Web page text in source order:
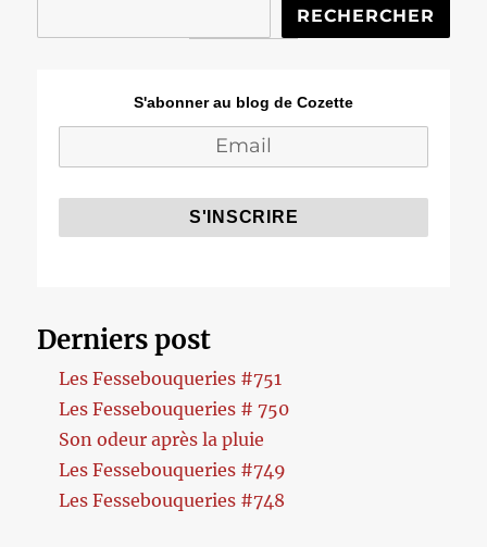
RECHERCHER
S'abonner au blog de Cozette
Derniers post
Les Fessebouqueries #751
Les Fessebouqueries # 750
Son odeur après la pluie
Les Fessebouqueries #749
Les Fessebouqueries #748